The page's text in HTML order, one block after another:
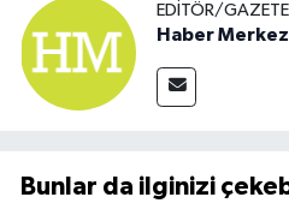
EDITÖR/
Haber
Bunlar da ilginizi